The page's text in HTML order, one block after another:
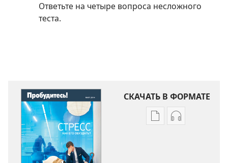
Ответьте на четыре вопроса несложного
теста.
СКАЧАТЬ В ФОРМАТЕ
ВариантыВарианты